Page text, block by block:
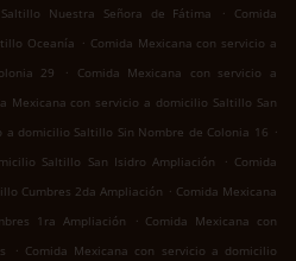
Nuestra Señora de Fátima
.
Comida
Oceanía . Comida Mexicana con servicio a
29
.
Comida Mexicana con servicio a
Mexicana con servicio a domicilio Saltillo San
a domicilio Saltillo Sin Nombre de Colonia 16 .
Saltillo San Isidro Ampliación
. Comida
Cumbres 2da Ampliación . Comida Mexicana
1ra Ampliación
. Comida Mexicana con
. Comida Mexicana con servicio a domicilio